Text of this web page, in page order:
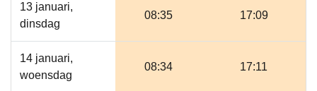
13 januari,
dinsdag
08:35 17:09
14 januari,
woensdag
08:34 17:11